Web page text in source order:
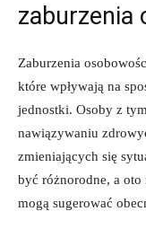
zaburzenia
Zaburzenia
które wpływają na
jednostki. Osoby z
nawiązywaniu
zmieniających się
być różnorodne, a
mogą sugerować